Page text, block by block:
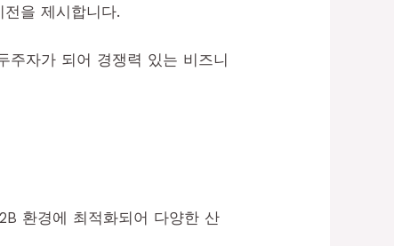
을 제시합니다.
자가 되어 경쟁력 있는 비즈니
환경에 최적화되어 다양한 산